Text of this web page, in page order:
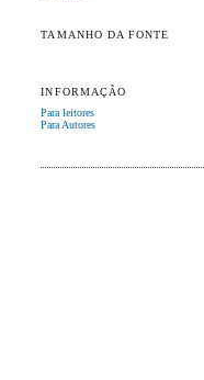
TAMANHO DA FONTE
INFORMAÇÃO
Para leitores
Para Autores